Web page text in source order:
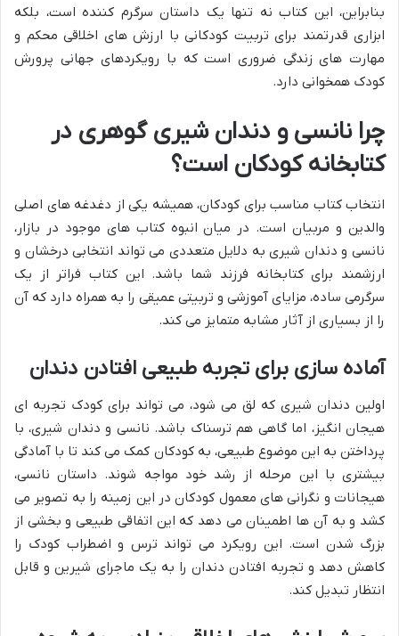
بنابراین، این کتاب نه تنها یک داستان سرگرم کننده است، بلکه
ابزاری قدرتمند برای تربیت کودکانی با ارزش های اخلاقی محکم و
مهارت های زندگی ضروری است که با رویکردهای جهانی پرورش
کودک همخوانی دارد.
چرا نانسی و دندان شیری گوهری در
کتابخانه کودکان است؟
انتخاب کتاب مناسب برای کودکان، همیشه یکی از دغدغه های اصلی
والدین و مربیان است. در میان انبوه کتاب های موجود در بازار،
نانسی و دندان شیری به دلایل متعددی می تواند انتخابی درخشان و
ارزشمند برای کتابخانه فرزند شما باشد. این کتاب فراتر از یک
سرگرمی ساده، مزایای آموزشی و تربیتی عمیقی را به همراه دارد که آن
را از بسیاری از آثار مشابه متمایز می کند.
آماده سازی برای تجربه طبیعی افتادن دندان
اولین دندان شیری که لق می شود، می تواند برای کودک تجربه ای
هیجان انگیز، اما گاهی هم ترسناک باشد. نانسی و دندان شیری، با
پرداختن به این موضوع طبیعی، به کودکان کمک می کند تا با آمادگی
بیشتری با این مرحله از رشد خود مواجه شوند. داستان نانسی،
هیجانات و نگرانی های معمول کودکان در این زمینه را به تصویر می
کشد و به آن ها اطمینان می دهد که این اتفاقی طبیعی و بخشی از
بزرگ شدن است. این رویکرد می تواند ترس و اضطراب کودک را
کاهش دهد و تجربه افتادن دندان را به یک ماجرای شیرین و قابل
انتظار تبدیل کند.